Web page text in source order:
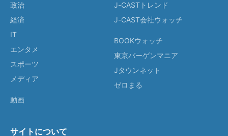
政治
経済
IT
エンタメ
スポーツ
メディア
動画
J-CASTトレンド
J-CAST会社ウォッチ
BOOKウォッチ
東京バーゲンマニア
Jタウンネット
ゼロまる
サイトについて